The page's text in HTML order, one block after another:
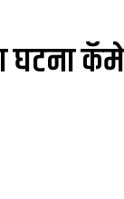
घटना